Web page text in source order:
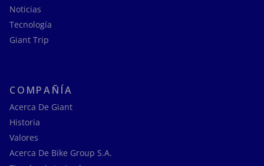
Noticias
Tecnología
Giant Trip
COMPAÑÍA
Acerca De Giant
Historia
Valores
Acerca De Bike Group S.A.